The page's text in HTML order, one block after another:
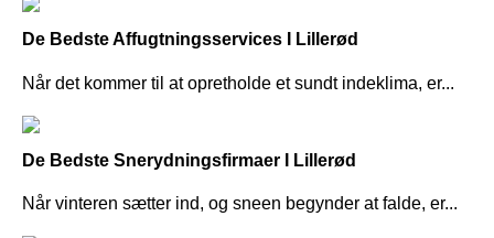
De Bedste Affugtningsservices I Lillerød
Når det kommer til at opretholde et sundt indeklima, er...
De Bedste Snerydningsfirmaer I Lillerød
Når vinteren sætter ind, og sneen begynder at falde, er...